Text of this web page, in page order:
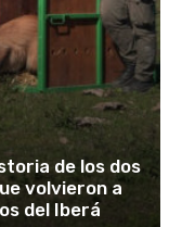
de los dos
volvieron a
del Iberá